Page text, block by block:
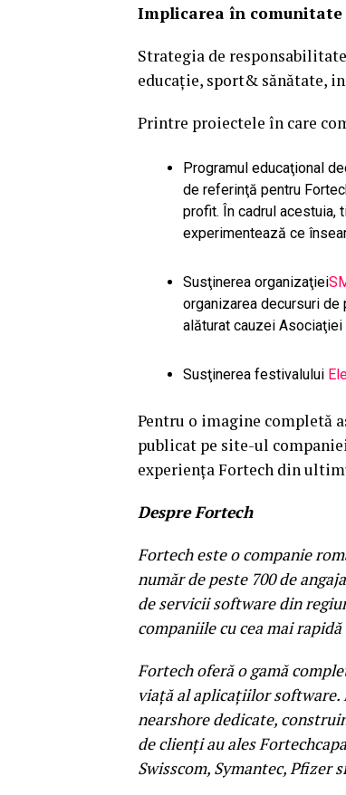
Implicarea în comunitate
Strategia de
educaţie, sport& sănătate,
Printre proiectele în care
Programul educaţional
de referinţă pentru
profit. În cadrul acestuia,
experimentează ce
Susţinerea organizaţiei
organizarea decursuri de
alăturat cauzei Asociaţiei
Susţinerea festivalului
Pentru o imagine completă
publicat pe site-ul
experienţa Fortech din
Despre Fortech
Fortech este o companie
număr de peste 700 de
de servicii software din
companiile cu cea mai
Fortech oferă o gamă
viaţă al aplicaţiilor software.
nearshore dedicate,
de clienţi au ales
Swisscom, Symantec, Pfizer